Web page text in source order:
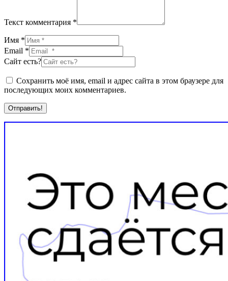
Текст комментария *
Имя *
Email *
Сайт есть?
Сохранить моё имя, email и адрес сайта в этом браузере для
последующих моих комментариев.
Отправить!